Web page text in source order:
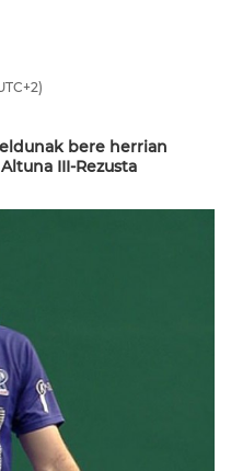
bere herrian
III-Rezusta